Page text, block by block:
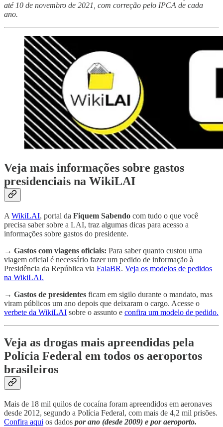
até 10 de novembro de 2021, com correção pelo IPCA de cada
ano.
Veja mais informações sobre gastos
presidenciais na WikiLAI
A WikiLAI, portal da Fiquem Sabendo com tudo o que você
precisa saber sobre a LAI, traz algumas dicas para acesso a
informações sobre gastos do presidente.
→ Gastos com viagens oficiais: Para saber quanto custou uma
viagem oficial é necessário fazer um pedido de informação à
Presidência da República via FalaBR. Veja os modelos de pedidos
na WikiLAI.
→ Gastos de presidentes ficam em sigilo durante o mandato, mas
viram públicos um ano depois que deixaram o cargo. Acesse o
verbete da WikiLAI sobre o assunto e confira um modelo de pedido.
Veja as drogas mais apreendidas pela
Polícia Federal em todos os aeroportos
brasileiros
Mais de 18 mil quilos de cocaína foram apreendidos em aeronaves
desde 2012, segundo a Polícia Federal, com mais de 4,2 mil prisões.
Confira aqui os dados por ano (desde 2009) e por aeroporto.